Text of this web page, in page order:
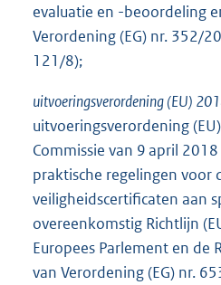
evaluatie en -beoordeling
Verordening (EG) nr. 352/
121/8);
uitvoeringsverordening (EU)
uitvoeringsverordening
Commissie van 9 april
praktische regelingen voor
veiligheidscertificaten aan
overeenkomstig Richtlijn
Europees Parlement en de
van Verordening (EG) nr.